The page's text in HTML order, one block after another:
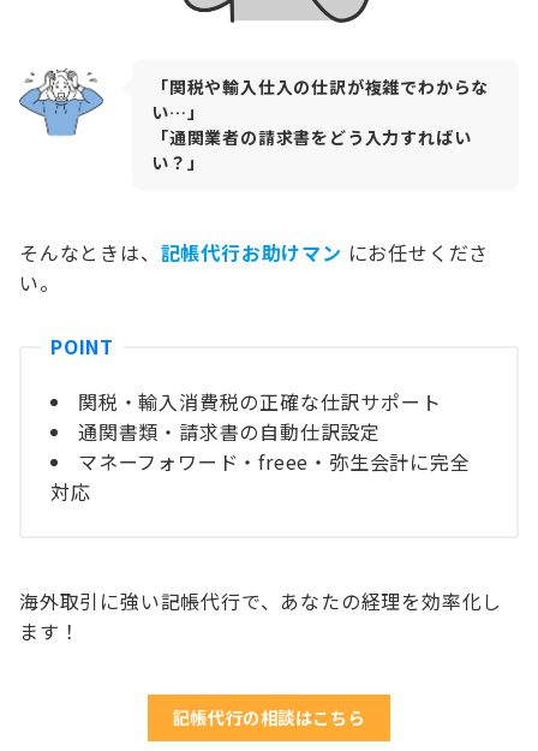
「関税や輸入仕入の仕訳が複雑でわからな
い…」
「通関業者の請求書をどう入力すればい
い？」
そんなときは、 記帳代行お助けマン にお任せくださ
い。
関税・輸入消費税の正確な仕訳サポート
通関書類・請求書の自動仕訳設定
マネーフォワード・freee・弥生会計に完全
対応
海外取引に強い記帳代行で、あなたの経理を効率化し
ます！
記帳代行の相談はこちら